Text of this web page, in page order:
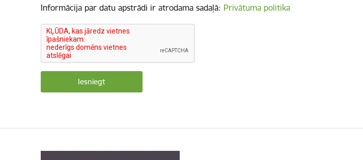
Informācija par datu apstrādi ir atrodama sadaļā: Privātuma politika